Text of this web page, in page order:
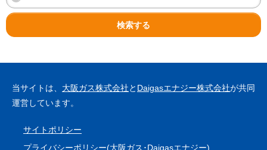
検索する
当サイトは、 大阪ガス株式会社と Daigasエナジー株式会社が共同
運営しています。
サイトポリシー
プライバシーポリシー(大阪ガス ･Daigasエナジー)